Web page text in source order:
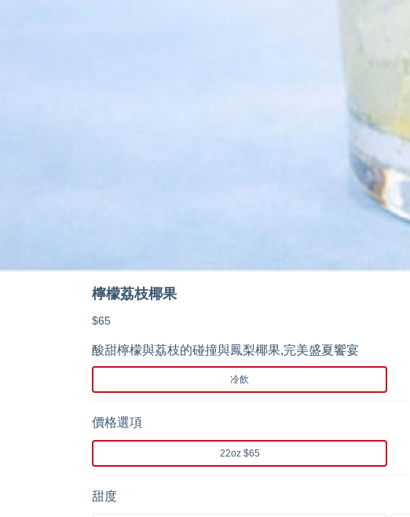
檸檬荔枝椰果
$65
酸甜檸檬與荔枝的碰撞與鳳梨椰果,完美盛夏饗宴
冷飲
價格選項
22oz $65
甜度